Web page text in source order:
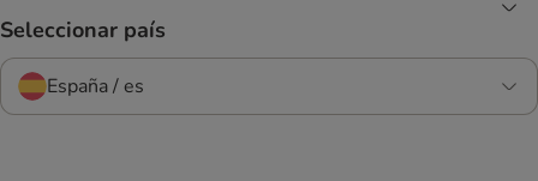
Seleccionar país
España / es